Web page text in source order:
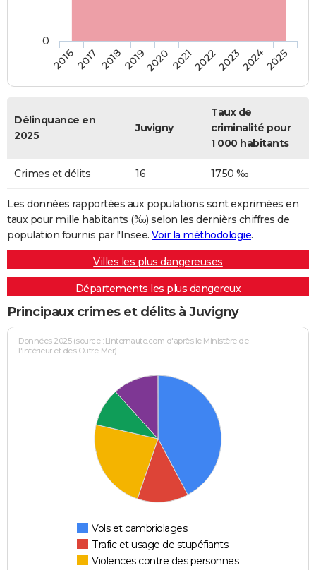
20162017 20182019202020212022202320242025
0
Délinquance en
2025
Juvigny
Taux de
criminalité pour
1 000 habitants
Crimes et délits 16 17,50 ‰
Les données rapportées aux populations sont exprimées en
taux pour mille habitants (‰) selon les dernièrs chiffres de
population fournis par l'Insee. Voir la méthodologie.
Villes les plus dangereuses
Départements les plus dangereux
Principaux crimes et délits à Juvigny
Données 2025 (source : Linternaute.com d'après le Ministère de
l'Intérieur et des Outre-Mer)
Vols et cambriolages
Trafic et usage de stupéfiants
Violences contre des personnes